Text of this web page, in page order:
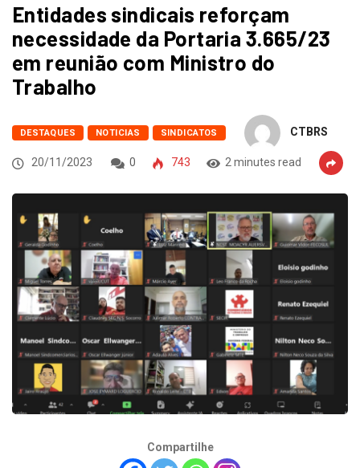
Entidades sindicais reforçam
necessidade da Portaria 3.665/23
em reunião com Ministro do
Trabalho
DESTAQUES NOTICIAS SINDICATOS CTBRS
20/11/2023 0 743 2 minutes read
Compartilhe